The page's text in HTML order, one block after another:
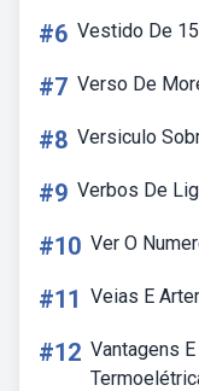
#6 Vestido De
#7 Verso De
#8 Versiculo
#9 Verbos De
#10 Ver O
#11 Veias E
#12 Vantagens